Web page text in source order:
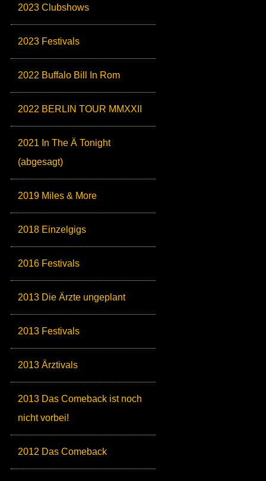
2023 Clubshows
2023 Festivals
2022 Buffalo Bill In Rom
2022 BERLIN TOUR MMXXII
2021 In The Ä Tonight
(abgesagt)
2019 Miles & More
2018 Einzelgigs
2016 Festivals
2013 Die Ärzte ungeplant
2013 Festivals
2013 Ärztivals
2013 Das Comeback ist noch
nicht vorbei!
2012 Das Comeback